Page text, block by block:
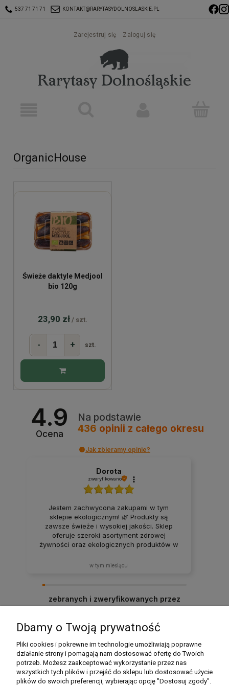
537 71 71 71 KONTAKT@RARYTASYDOLNOSLASKIE.PL
Zarejestruj się Zaloguj się
OrganicHouse
Świeże daktyle Medjool
bio 120g
23,90 zł / szt.
- + szt.
4.9
Ocena
Na podstawie
436 opinii z całego okresu
Jak zbieramy opinie?
Dorota
zweryfikowano
Jestem zachwycona zakupami w tym
sklepie ekologicznym! 🌿 Produkty są
zawsze świeże i wysokiej jakości. Sklep
oferuje szeroki asortyment zdrowej
żywności oraz ekologicznych produktów w
razem docierają w idealnym stanie. Zakupy
w tym miesiącu
zebranych i zweryfikowanych przez
Moje konto
Dbamy o Twoją prywatność
Pliki cookies i pokrewne im technologie umożliwiają poprawne
działanie strony i pomagają nam dostosować ofertę do Twoich
potrzeb. Możesz zaakceptować wykorzystanie przez nas
wszystkich tych plików i przejść do sklepu lub dostosować użycie
plików do swoich preferencji, wybierając opcję "Dostosuj zgody".